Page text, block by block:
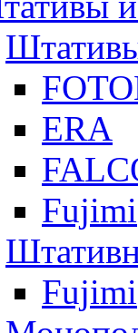
ERA
Fujimi
Fujimi